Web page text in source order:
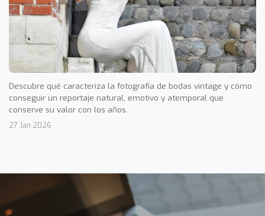
Descubre qué caracteriza la fotografía de bodas vintage y cómo
conseguir un reportaje natural, emotivo y atemporal que
conserve su valor con los años.
27 Jan 2026